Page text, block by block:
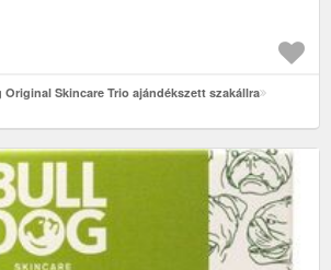
Skincare Trio ajándékszett szakállra